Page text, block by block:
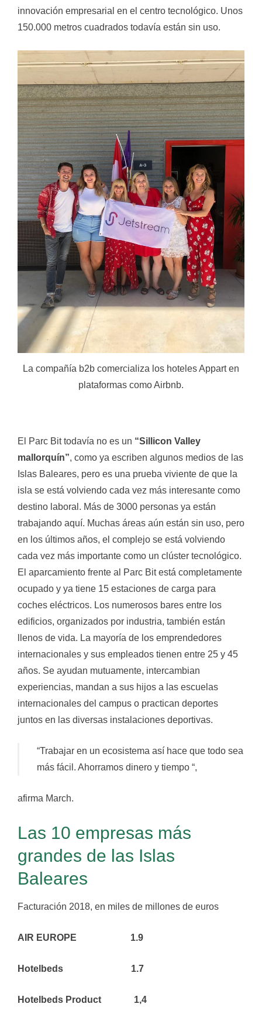
innovación empresarial en el centro tecnológico. Unos
150.000 metros cuadrados todavía están sin uso.
La compañía b2b comercializa los hoteles Appart en
plataformas como Airbnb.
El Parc Bit todavía no es un “Sillicon Valley
mallorquín”, como ya escriben algunos medios de las
Islas Baleares, pero es una prueba viviente de que la
isla se está volviendo cada vez más interesante como
destino laboral. Más de 3000 personas ya están
trabajando aquí. Muchas áreas aún están sin uso, pero
en los últimos años, el complejo se está volviendo
cada vez más importante como un clúster tecnológico.
El aparcamiento frente al Parc Bit está completamente
ocupado y ya tiene 15 estaciones de carga para
coches eléctricos. Los numerosos bares entre los
edificios, organizados por industria, también están
llenos de vida. La mayoría de los emprendedores
internacionales y sus empleados tienen entre 25 y 45
años. Se ayudan mutuamente, intercambian
experiencias, mandan a sus hijos a las escuelas
internacionales del campus o practican deportes
juntos en las diversas instalaciones deportivas.
“Trabajar en un ecosistema así hace que todo sea
más fácil. Ahorramos dinero y tiempo “,
afirma March.
Las 10 empresas más
grandes de las Islas
Baleares
Facturación 2018, en miles de millones de euros
AIR EUROPE 1.9
Hotelbeds 1.7
Hotelbeds Product 1,4